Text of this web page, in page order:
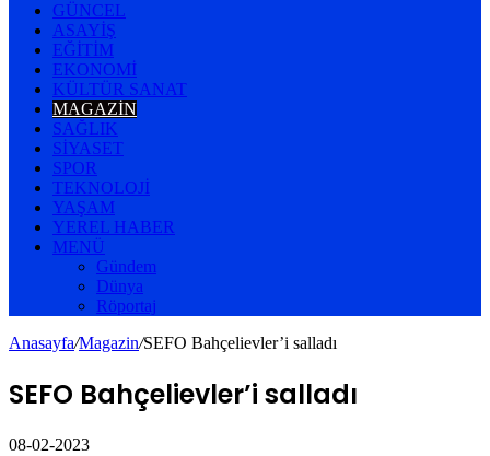
GÜNCEL
ASAYIŞ
EĞITIM
EKONOMI
KÜLTÜR SANAT
MAGAZIN
SAĞLIK
SIYASET
SPOR
TEKNOLOJI
YAŞAM
YEREL HABER
MENÜ
Gündem
Dünya
Röportaj
Anasayfa/Magazin/SEFO Bahçelievler’i salladı
SEFO Bahçelievler’i salladı
08-02-2023